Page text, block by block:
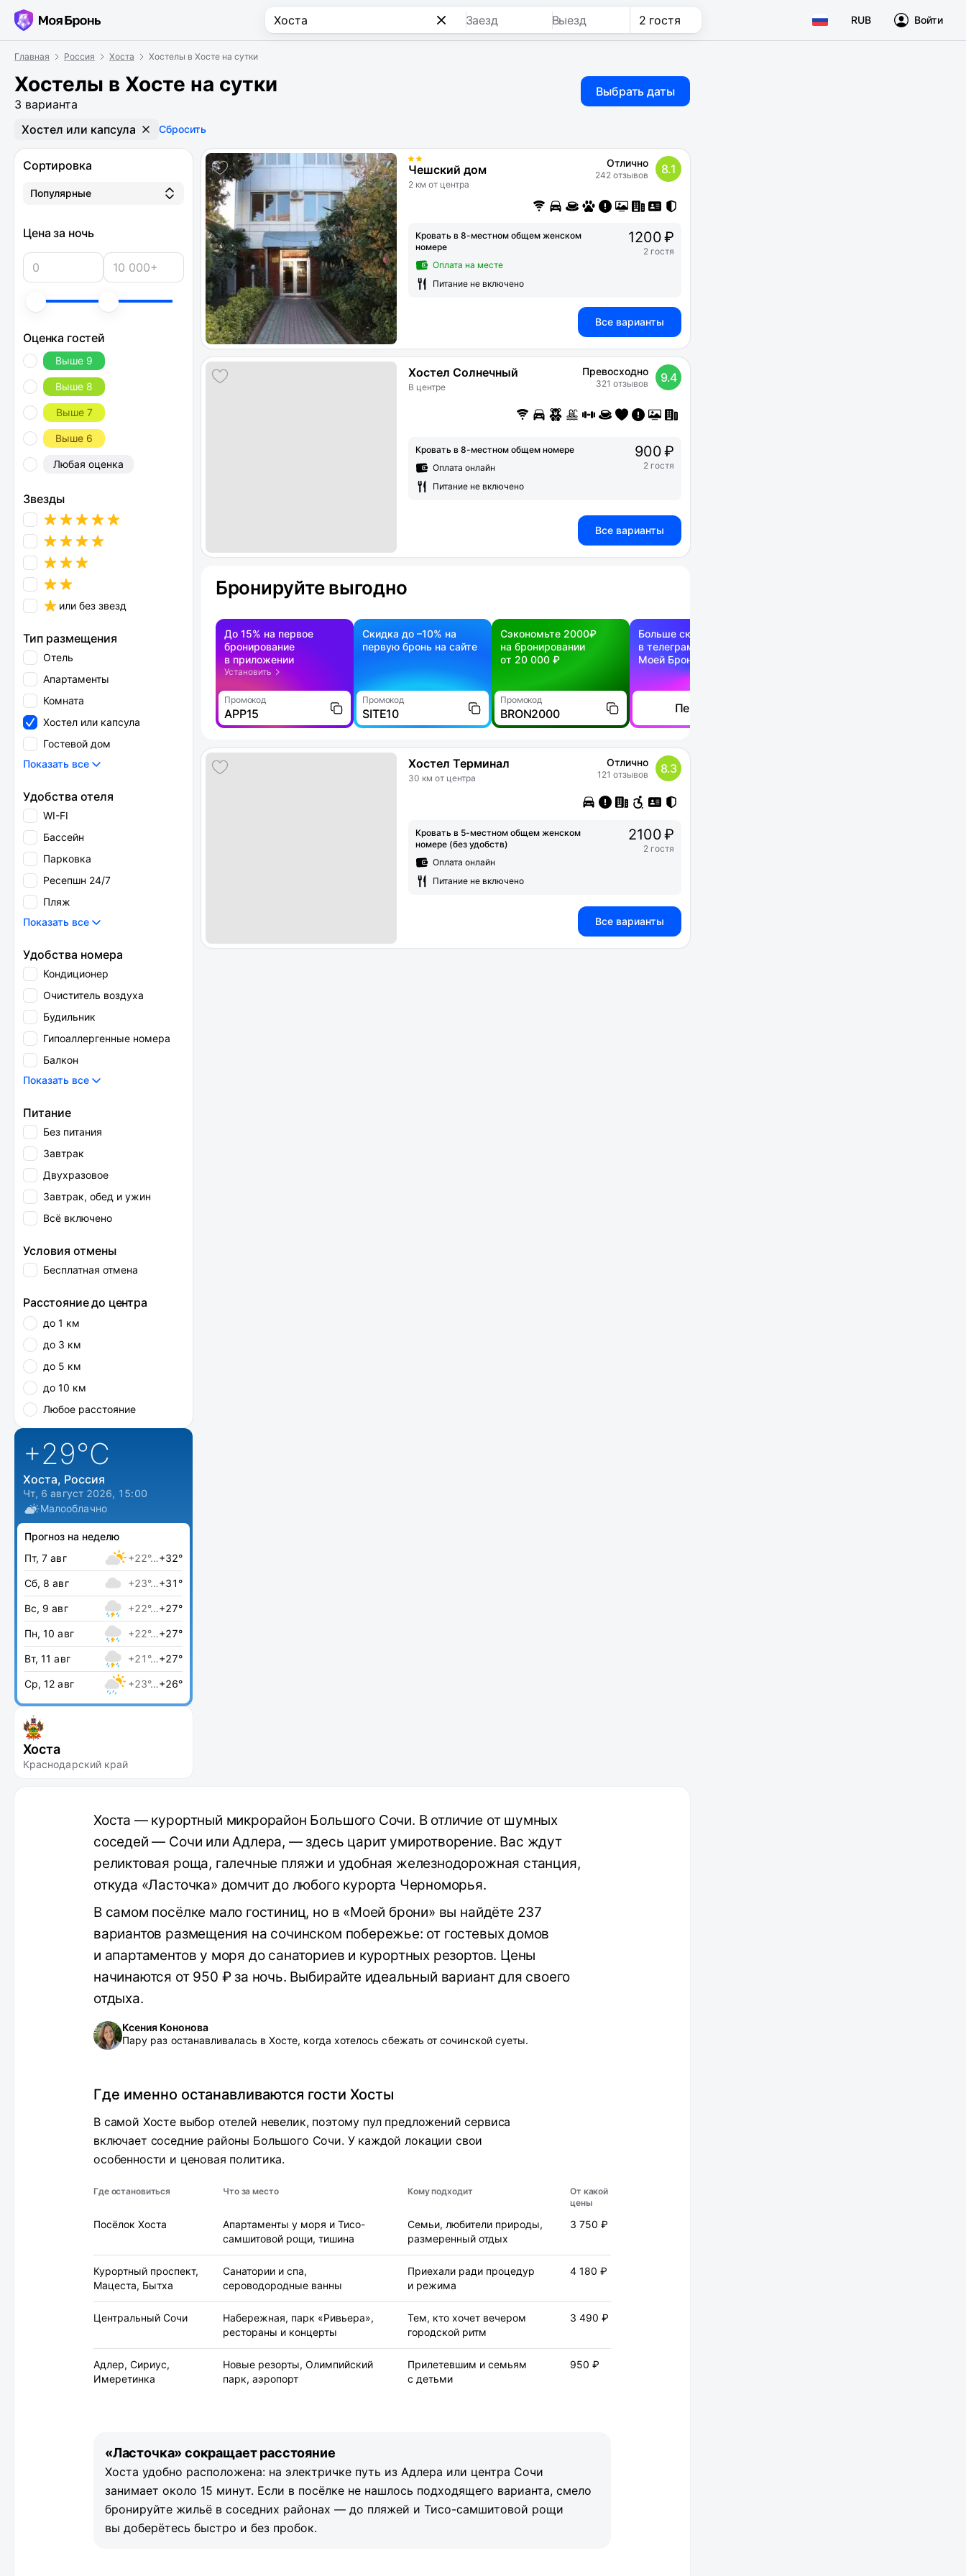
Заезд Выезд 2 гостя RUB Войти
Главная Россия Хоста Хостелы в Хосте на сутки
Хостелы в Хосте на сутки
3 варианта
Выбрать даты
Хостел или капсула Сбросить
Сортировка
Популярные
Цена за ночь
Оценка гостей
Выше 9
Выше 8
Выше 7
Выше 6
Любая оценка
Звезды
или без звезд
Тип размещения
Отель
Апартаменты
Комната
Хостел или капсула
Гостевой дом
Показать все
Удобства отеля
WI-FI
Бассейн
Парковка
Ресепшн 24/7
Пляж
Показать все
Удобства номера
Кондиционер
Очиститель воздуха
Будильник
Гипоаллергенные номера
Балкон
Показать все
Питание
Без питания
Завтрак
Двухразовое
Завтрак, обед и ужин
Всё включено
Условия отмены
Бесплатная отмена
Расстояние до центра
до 1 км
до 3 км
до 5 км
до 10 км
Любое расстояние
+29°C
Хоста, Россия
Чт, 6 август 2026, 15:00
Малооблачно
Прогноз на неделю
Пт, 7 авг
+22°…+32°
Сб, 8 авг +23°…+31°
Вс, 9 авг +22°…+27°
Пн, 10 авг +22°…+27°
Вт, 11 авг +21°…+27°
Ср, 12 авг +23°…+26°
Хоста
Краснодарский край
Чешский дом
2 км от центра
Отлично
242 отзывов 8.1
Кровать в 8-местном общем женском
номере
Оплата на месте
Питание не включено
1200 ₽
2 гостя
Все варианты
Хостел Солнечный
В центре
Превосходно
321 отзывов 9.4
Кровать в 8-местном общем номере
Оплата онлайн
Питание не включено
900 ₽
2 гостя
Все варианты
Бронируйте выгодно
До 15% на первое
бронирование
в приложении
Установить
Промокод
APP15
Скидка до –10% на
первую бронь на сайте
Промокод
SITE10
Сэкономьте 2000₽
на бронировании
от 20 000 ₽
Промокод
BRON2000
Больше скидок —
в телеграм-канале
Моей Брони
Перейти
Хостел Терминал
30 км от центра
Отлично
121 отзывов 8.3
Кровать в 5-местном общем женском
номере (без удобств)
Оплата онлайн
Питание не включено
2100 ₽
2 гостя
Все варианты
Хоста — курортный микрорайон Большого Сочи. В отличие от шумных
соседей — Сочи или Адлера, — здесь царит умиротворение. Вас ждут
реликтовая роща, галечные пляжи и удобная железнодорожная станция,
откуда «Ласточка» домчит до любого курорта Черноморья.
В самом посёлке мало гостиниц, но в «Моей брони» вы найдёте 237
вариантов размещения на сочинском побережье: от гостевых домов
и апартаментов у моря до санаториев и курортных резортов. Цены
начинаются от 950 ₽ за ночь. Выбирайте идеальный вариант для своего
отдыха.
Ксения Кононова
Пару раз останавливалась в Хосте, когда хотелось сбежать от сочинской суеты.
Где именно останавливаются гости Хосты
В самой Хосте выбор отелей невелик, поэтому пул предложений сервиса
включает соседние районы Большого Сочи. У каждой локации свои
особенности и ценовая политика.
Где остановиться Что за место Кому подходит
От какой
цены
Посёлок Хоста
Апартаменты у моря и Тисо-
самшитовой рощи, тишина
Семьи, любители природы,
размеренный отдых
3 750 ₽
Курортный проспект,
Мацеста, Бытха
Санатории и спа,
сероводородные ванны
Приехали ради процедур
и режима
4 180 ₽
Центральный Сочи
Набережная, парк «Ривьера»,
рестораны и концерты
Тем, кто хочет вечером
городской ритм
3 490 ₽
Адлер, Сириус,
Имеретинка
Новые резорты, Олимпийский
парк, аэропорт
Прилетевшим и семьям
с детьми
950 ₽
«Ласточка» сокращает расстояние
Хоста удобно расположена: на электричке путь из Адлера или центра Сочи
занимает около 15 минут. Если в посёлке не нашлось подходящего варианта, смело
бронируйте жильё в соседних районах — до пляжей и Тисо-самшитовой рощи
вы доберётесь быстро и без пробок.